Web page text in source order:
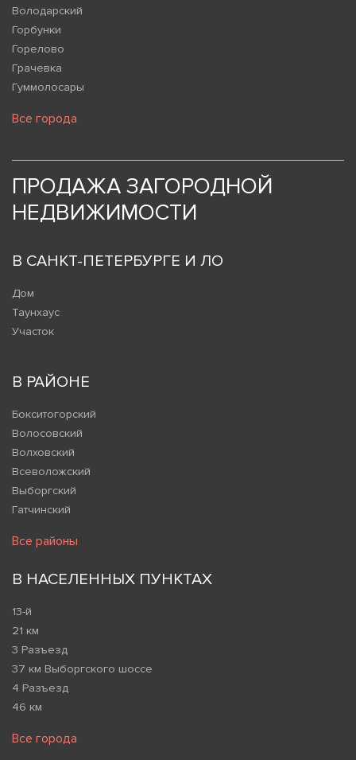
Володарский
Горбунки
Горелово
Грачевка
Гуммолосары
Все города
ПРОДАЖА ЗАГОРОДНОЙ
НЕДВИЖИМОСТИ
В САНКТ-ПЕТЕРБУРГЕ И ЛО
Дом
Таунхаус
Участок
В РАЙОНЕ
Бокситогорский
Волосовский
Волховский
Всеволожский
Выборгский
Гатчинский
Все районы
В НАСЕЛЕННЫХ ПУНКТАХ
13-й
21 км
3 Разъезд
37 км Выборгского шоссе
4 Разъезд
46 км
Все города